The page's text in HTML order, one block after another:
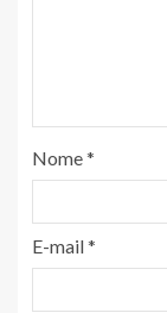
Nome*
E-mail*